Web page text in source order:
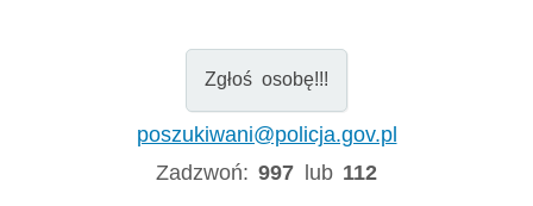
Zgłoś osobę!!!
poszukiwani@policja.gov.pl
Zadzwoń:997 lub 112